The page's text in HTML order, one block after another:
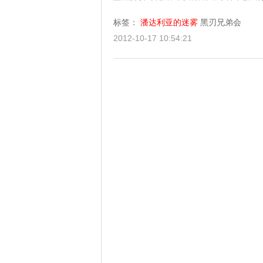
标签： 潘达利亚的迷雾 黑刃兄弟会
2012-10-17 10:54:21